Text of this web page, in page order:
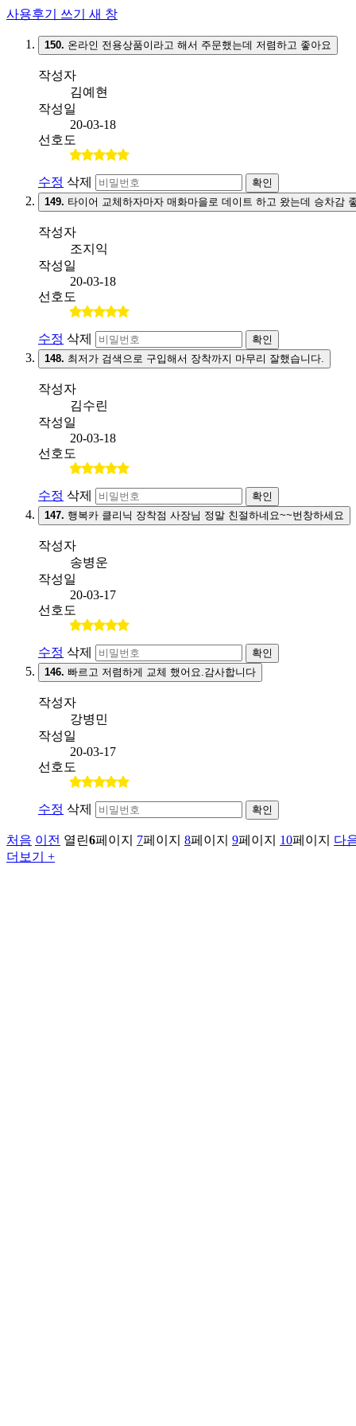
사용후기 쓰기 새 창
150. 온라인 전용상품이라고 해서 주문했는데 저렴하고 좋아요
작성자
김예현
작성일
20-03-18
선호도
수정 삭제
확인
149. 타이어 교체하자마자 매화마을로 데이트 하고 왔는데 승차감
작성자
조지익
작성일
20-03-18
선호도
수정 삭제
확인
148. 최저가 검색으로 구입해서 장착까지 마무리 잘했습니다.
작성자
김수린
작성일
20-03-18
선호도
수정 삭제
확인
147. 행복카 클리닉 장착점 사장님 정말 친절하네요~~번창하세요
작성자
송병운
작성일
20-03-17
선호도
수정 삭제
확인
146. 빠르고 저렴하게 교체 했어요.감사합니다
작성자
강병민
작성일
20-03-17
선호도
수정 삭제 확인
처음 이전 열린6페이지 7페이지 8페이지 9페이지 10페이지
다
더보기 +